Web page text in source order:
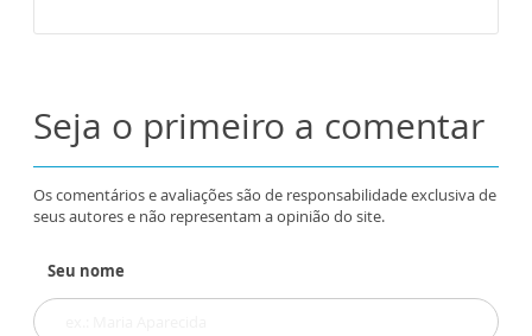
Seja o primeiro a comentar
Os comentários e avaliações são de responsabilidade exclusiva de
seus autores e não representam a opinião do site.
Seu nome